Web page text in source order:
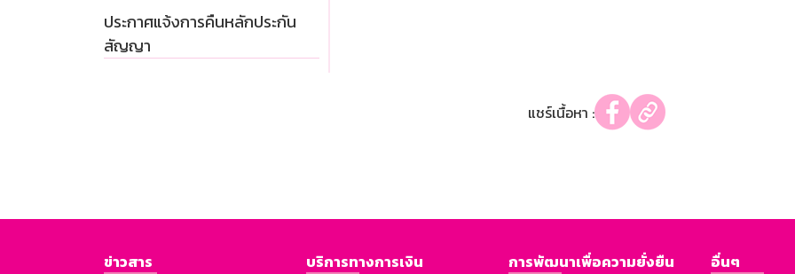
ประกาศแจ้งการคืนหลักประกัน
สัญญา
แชร์เนื้อหา :
ข่าวสาร
บริการทางการเงิน
การพัฒนาเพื่อความยั่งยืน
อื่นๆ